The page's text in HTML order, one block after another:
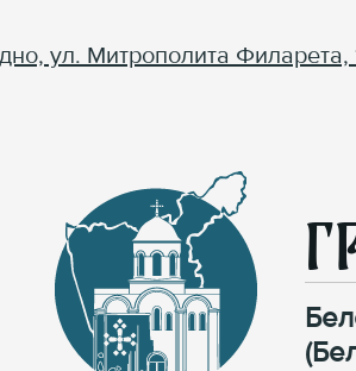
ул. Митрополита Филарета,